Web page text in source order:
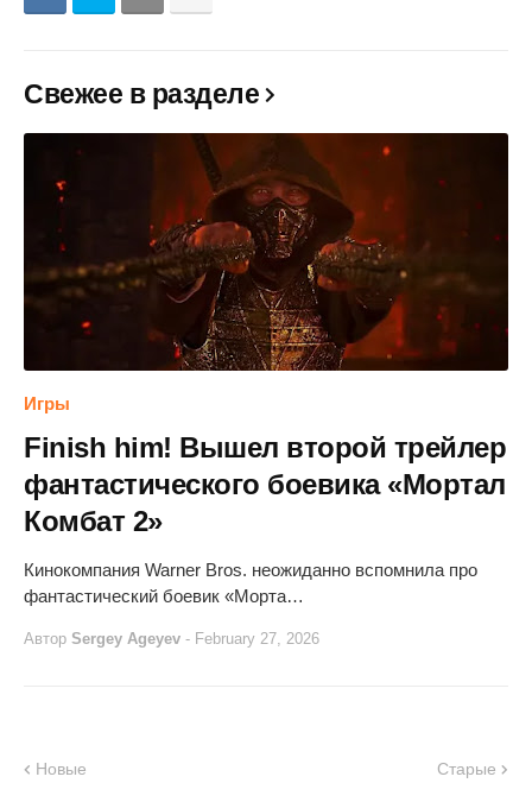
Свежее в разделе
Игры
Finish him! Вышел второй трейлер
фантастического боевика «Мортал
Комбат 2»
Кинокомпания Warner Bros. неожиданно вспомнила про
фантастический боевик «Морта…
Автор Sergey Ageyev - February 27, 2026
Новые Старые